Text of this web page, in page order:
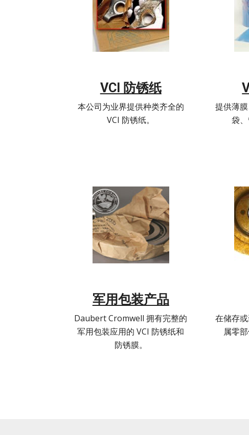
VCI 防锈纸
本公司为业界提供种类齐全的
VCI 防锈纸。
提供薄
袋
军用包装产品
Daubert Cromwell 拥有完整的
军用包装应用的 VCI 防锈纸和
防锈膜。
在储存
属零